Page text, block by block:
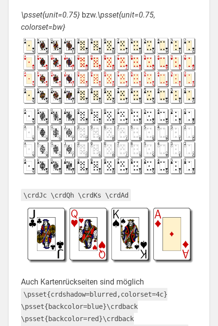
\psset{unit=0.75}bzw.\psset{unit=0.75,
colorset=bw}
\crdJc \crdQh \crdKs \crdAd
Auch Kartenrückseiten sind möglich
\psset{crdshadow=blurred,colorset=4c}
\psset{backcolor=blue}\crdback
\psset{backcolor=red}\crdback